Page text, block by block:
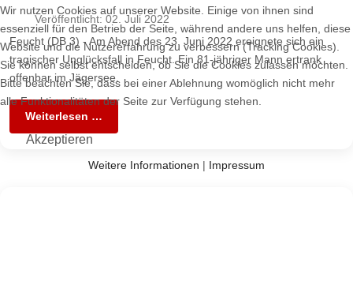
Veröffentlicht: 02. Juli 2022
Feucht (DB 3) - Am Abend des 23. Juni 2022 ereignete sich ein
tragischer Unglücksfall in Feucht. Ein 81-jähriger Mann ertrank
offenbar im Jägersee.
Weiterlesen …
Wir nutzen Cookies auf unserer Website. Einige von ihnen sind
essenziell für den Betrieb der Seite, während andere uns helfen, diese
Website und die Nutzererfahrung zu verbessern (Tracking Cookies).
Sie können selbst entscheiden, ob Sie die Cookies zulassen möchten.
Bitte beachten Sie, dass bei einer Ablehnung womöglich nicht mehr
alle Funktionalitäten der Seite zur Verfügung stehen.
Akzeptieren
Weitere Informationen | Impressum